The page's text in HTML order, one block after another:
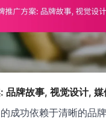
目标、主题和时间表，
影响力。…